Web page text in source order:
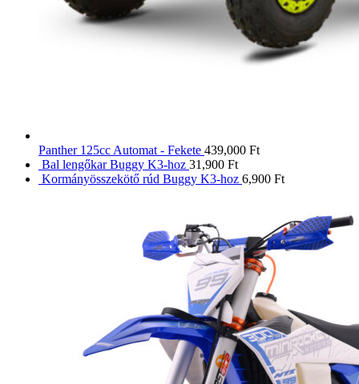
Panther 125cc Automat - Fekete 439,000 Ft
Bal lengőkar Buggy K3-hoz 31,900 Ft
Kormányösszekötő rúd Buggy K3-hoz 6,900 Ft